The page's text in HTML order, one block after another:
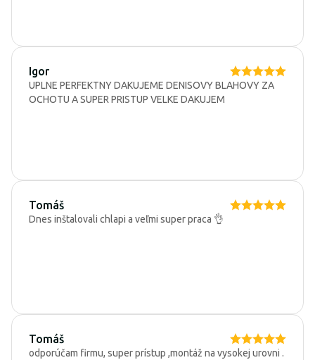
Igor
UPLNE PERFEKTNY DAKUJEME DENISOVY BLAHOVY ZA
OCHOTU A SUPER PRISTUP VELKE DAKUJEM
Tomáš
Dnes inštalovali chlapi a veľmi super praca 👌
Tomáš
odporúčam firmu, super prístup ,montáž na vysokej urovni .